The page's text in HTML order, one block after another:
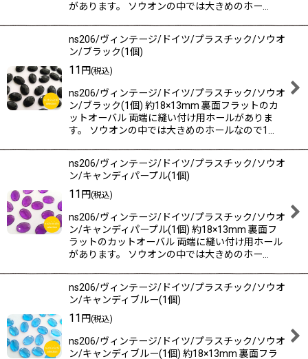
があります。 ソウオンの中では大きめのホー…
ns206/ヴィンテージ/ドイツ/プラスチック/ソウオ
ン/ブラック(1個)
11 円(税込)
ns206/ヴィンテージ/ドイツ/プラスチック/ソウオ
ン/ブラック(1個) 約18×13mm 裏面フラットのカ
ットオーバル 両端に縫い付け用ホールがありま
す。 ソウオンの中では大きめのホールなので1…
ns206/ヴィンテージ/ドイツ/プラスチック/ソウオ
ン/キャンディパープル(1個)
11 円(税込)
ns206/ヴィンテージ/ドイツ/プラスチック/ソウオ
ン/キャンディパープル(1個) 約18×13mm 裏面フ
ラットのカットオーバル 両端に縫い付け用ホール
があります。 ソウオンの中では大きめのホー…
ns206/ヴィンテージ/ドイツ/プラスチック/ソウオ
ン/キャンディブルー(1個)
11 円(税込)
ns206/ヴィンテージ/ドイツ/プラスチック/ソウオ
ン/キャンディブルー(1個) 約18×13mm 裏面フラ